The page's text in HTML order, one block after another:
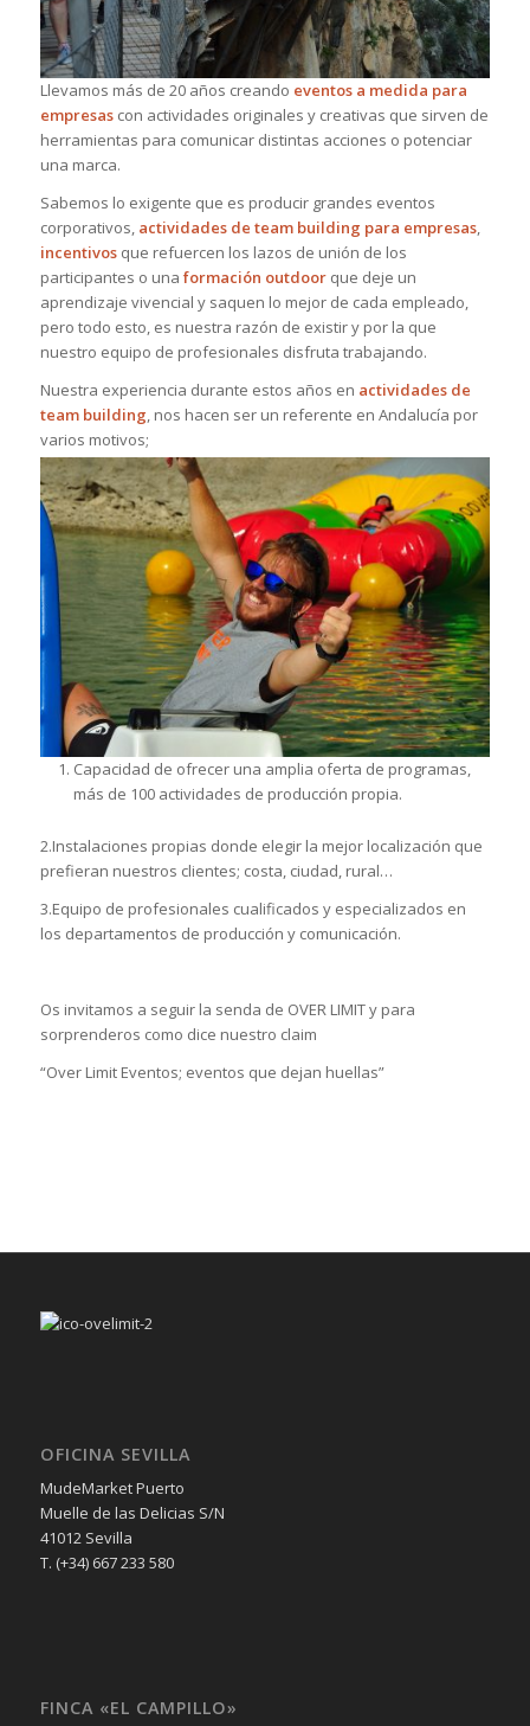
Llevamos más de 20 años creando eventos a medida para
empresascon actividades originales y creativas que sirven de
herramientas para comunicar distintas acciones o potenciar
una marca.
Sabemos lo exigente que es producir grandes eventos
corporativos, actividades de team building para empresas,
incentivosque refuercen los lazos de unión de los
participantes o una formación outdoorque deje un
aprendizaje vivencial y saquen lo mejor de cada empleado,
pero todo esto, es nuestra razón de existir y por la que
nuestro equipo de profesionales disfruta trabajando.
Nuestra experiencia durante estos años en actividades de
team building, nos hacen ser un referente en Andalucía por
varios motivos;
Capacidad de ofrecer una amplia oferta de programas,
más de 100 actividades de producción propia.
2.Instalaciones propias donde elegir la mejor localización que
prefieran nuestros clientes; costa, ciudad, rural…
3.Equipo de profesionales cualificados y especializados en
los departamentos de producción y comunicación.
Os invitamos a seguir la senda de OVER LIMIT y para
sorprenderos como dice nuestro claim
“Over Limit Eventos; eventos que dejan huellas”
OFICINA SEVILLA
MudeMarket Puerto
Muelle de las Delicias S/N
41012 Sevilla
T. (+34) 667 233 580
FINCA «EL CAMPILLO»